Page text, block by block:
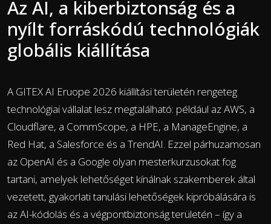
Az AI, a kiberbiztonság és a
nyílt forráskódú technológiák
globális kiállítása
A GITEX AI Eruope 2026 kiállítási területén rengeteg
technológiai vállalat lesz megtalálható: például az AWS, a
Cloudflare, a CommScope, a HPE, a ManageEngine, a
Red Hat, a Salesforce és a TrendAI. Ezzel párhuzamosan
az OpenAI és a Google olyan mesterkurzusokat fog
tartani, amelyek lehetőséget kínálnak szakemberek által
vezetett, gyakorlati tanulási lehetőségek kipróbálására is
az AI-kódolás és a végpontbiztonság területén – így a